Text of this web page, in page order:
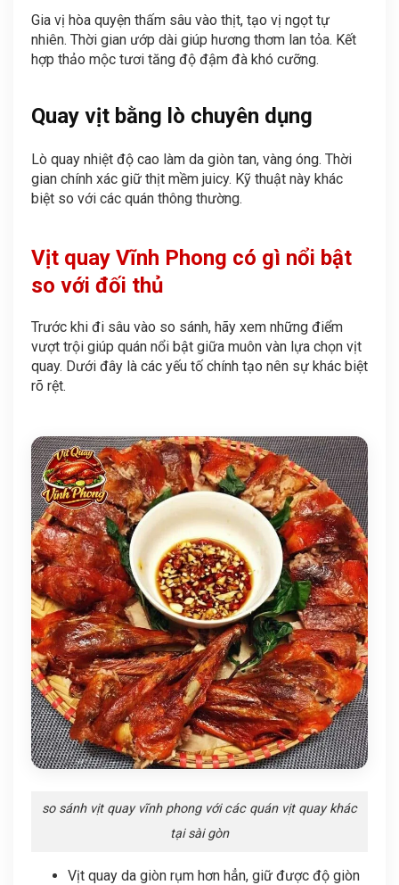
Gia vị hòa quyện thấm sâu vào thịt, tạo vị ngọt tự
nhiên. Thời gian ướp dài giúp hương thơm lan tỏa. Kết
hợp thảo mộc tươi tăng độ đậm đà khó cưỡng.
Quay vịt bằng lò chuyên dụng
Lò quay nhiệt độ cao làm da giòn tan, vàng óng. Thời
gian chính xác giữ thịt mềm juicy. Kỹ thuật này khác
biệt so với các quán thông thường.
Vịt quay Vĩnh Phong có gì nổi bật
so với đối thủ
Trước khi đi sâu vào so sánh, hãy xem những điểm
vượt trội giúp quán nổi bật giữa muôn vàn lựa chọn vịt
quay. Dưới đây là các yếu tố chính tạo nên sự khác biệt
rõ rệt.
so sánh vịt quay vĩnh phong với các quán vịt quay khác
tại sài gòn
Vịt quay da giòn rụm hơn hẳn, giữ được độ giòn